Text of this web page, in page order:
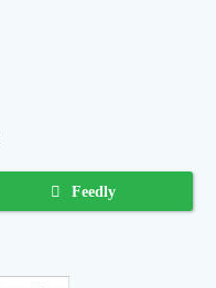
Feedly